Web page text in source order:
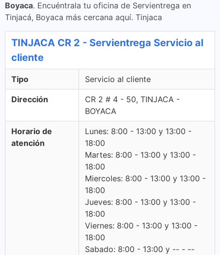
Boyaca. Encuéntrala tu oficina de Servientrega en
Tinjacá, Boyaca más cercana aquí. Tinjaca
TINJACA CR 2 - Servientrega Servicio al
cliente
Tipo Servicio al cliente
Dirección
CR 2 # 4 - 50, TINJACA -
BOYACA
Horario de
atención
Lunes: 8:00 - 13:00 y 13:00 -
18:00
Martes: 8:00 - 13:00 y 13:00 -
18:00
Miercoles: 8:00 - 13:00 y 13:00 -
18:00
Jueves: 8:00 - 13:00 y 13:00 -
18:00
Viernes: 8:00 - 13:00 y 13:00 -
18:00
Sabado: 8:00 - 13:00 y -- - --